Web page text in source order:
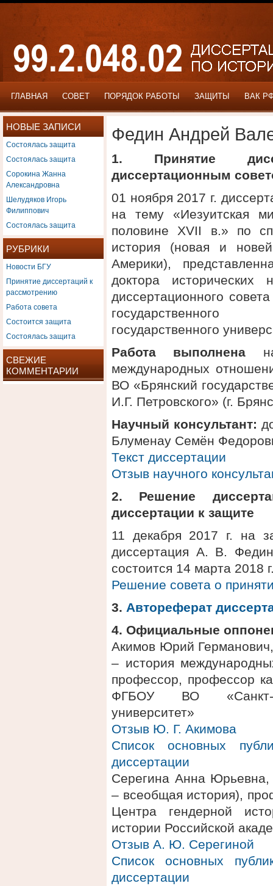
ГЛАВНАЯ СОВЕТ ПОРЯДОК РАБОТЫ ЗАЩИТЫ ВАК
НОВЫЕ ЗАПИСИ
Состоялась защита
Состоялась защита
Сорокина Жанна
Александровна
Шелудяков Игорь
Филиппович
Состоялась защита
РУБРИКИ
Новости БГУ
Принятие диссертаций к
рассмотрению
Работа совета
Состоится защита
Состоялась защита
СВЕЖИЕ
КОММЕНТАРИИ
Федин Андрей
1. Принятие
диссертационным
01 ноября 2017 г.
на тему «Иезуитская
половине XVII в.» по
история (новая и
Америки),
доктора
диссертационного
государственного
государственного
Работа выполнена
международных
ВО «Брянский
И.Г. Петровского» (г.
Научный консультант:
Блуменау Семён
Текст диссертации
Отзыв научного
2. Решение
диссертации к защите
11 декабря 2017 г. на
диссертация А. В.
состоится 14 марта 2018
Решение совета о
3. Автореферат
4. Официальные
Акимов Юрий
– история
профессор, профессор
ФГБОУ ВО «Санкт-
университет»
Отзыв Ю. Г. Акимова
Список основных
диссертации
Серегина Анна Юрьевна,
– всеобщая история),
Центра гендерной
истории Российской
Отзыв А. Ю. Серегиной
Список основных
диссертации